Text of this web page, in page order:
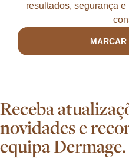
resultados, segurança
MARCAR
Receba
novidades e
equipa Dermage.